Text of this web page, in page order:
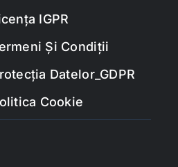
IGPR
Și Condiții
Datelor_GDPR
Cookie